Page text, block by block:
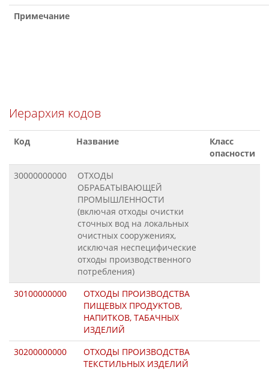
Примечание
Иерархия кодов
Код Название
Класс
опасности
30000000000
ОТХОДЫ
ОБРАБАТЫВАЮЩЕЙ
ПРОМЫШЛЕННОСТИ
(включая отходы очистки
сточных вод на локальных
очистных сооружениях,
исключая неспецифические
отходы производственного
потребления)
30100000000
ОТХОДЫ ПРОИЗВОДСТВА
ПИЩЕВЫХ ПРОДУКТОВ,
НАПИТКОВ, ТАБАЧНЫХ
ИЗДЕЛИЙ
30200000000
ОТХОДЫ ПРОИЗВОДСТВА
ТЕКСТИЛЬНЫХ ИЗДЕЛИЙ